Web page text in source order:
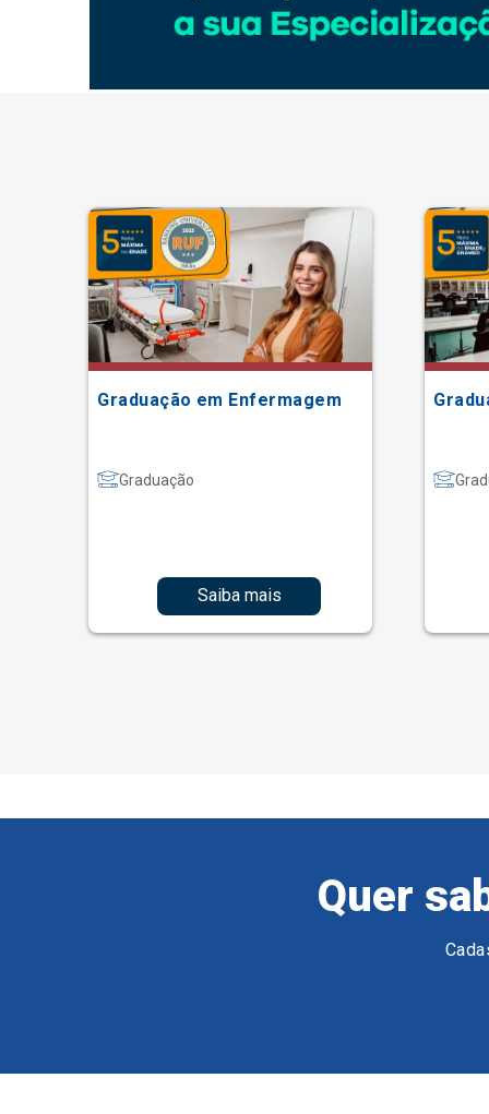
Graduação em Enfermagem
Graduação
Saiba mais
Quer